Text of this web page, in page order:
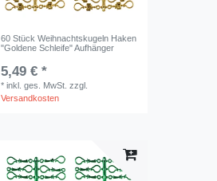
60 Stück Weihnachtskugeln Haken
"Goldene Schleife" Aufhänger
5,49 € *
*inkl. ges. MwSt. zzgl.
Versandkosten